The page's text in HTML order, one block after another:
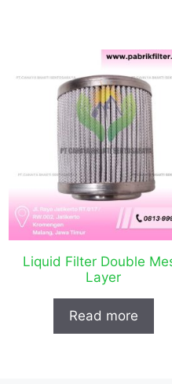
Liquid Filter Double
Layer
Read more